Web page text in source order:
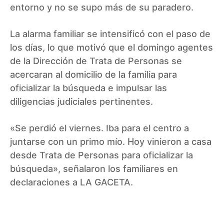
entorno y no se supo más de su paradero.
La alarma familiar se intensificó con el paso de
los días, lo que motivó que el domingo agentes
de la Dirección de Trata de Personas se
acercaran al domicilio de la familia para
oficializar la búsqueda e impulsar las
diligencias judiciales pertinentes.
«Se perdió el viernes. Iba para el centro a
juntarse con un primo mío. Hoy vinieron a casa
desde Trata de Personas para oficializar la
búsqueda», señalaron los familiares en
declaraciones a LA GACETA.